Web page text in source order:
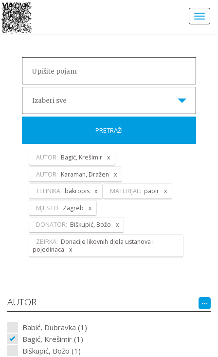
Izaberi sve
PRETRAŽI
AUTOR: Bagić, Krešimir
AUTOR: Karaman, Dražen
TEHNIKA: bakropis MATERIJAL: papir
MJESTO: Zagreb
DONATOR: Biškupić, Božo
ZBIRKA: Donacije likovnih djela ustanova i
pojedinaca
AUTOR
Babić, Dubravka (1)
Bagić, Krešimir (1)
Biškupić, Božo (1)